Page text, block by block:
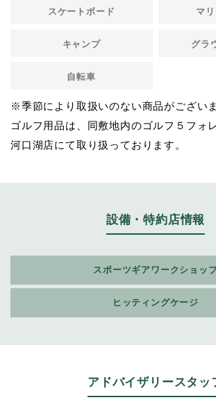
スケートボード マ
キャンプ グラ
自転車
※季節により取扱いのない商品がございま
ゴルフ用品は、同敷地内のゴルフ５フォ
河口湖店にて取り扱っております。
設備・特約店情報
スポーツギアワークショッ
ヒッティングケージ
アドバイザリースタッ